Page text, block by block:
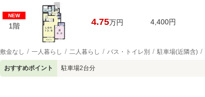
NEW
1階 4.75万円 4,400円
敷金なし 一人暮らし 二人暮らし バス・トイレ別 駐車場(近隣含)
おすすめポイント 駐車場2台分